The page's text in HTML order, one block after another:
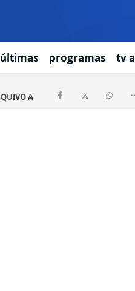
últimas programas tv
A